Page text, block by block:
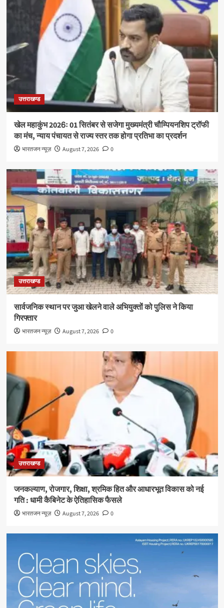
उत्तराखण्ड
खेल महाकुंभ 2026ः 01 सितंबर से सजेगा मुख्यमंत्री चौम्पियनशिप ट्रॉफी
का मंच, न्याय पंचायत से राज्य स्तर तक होगा प्रतिभा का प्रदर्शन
भारतजन न्यूज़ August 7, 2026 0
उत्तराखण्ड
सार्वजनिक स्थान पर जुआ खेलने वाले अभियुक्तों को पुलिस ने किया
गिरफ्तार
भारतजन न्यूज़ August 7, 2026 0
उत्तराखण्ड
जनकल्याण, रोजगार, शिक्षा, श्रमिक हित और आधारभूत विकास को नई
गति : धामी कैबिनेट के ऐतिहासिक फैसले
भारतजन न्यूज़ August 7, 2026 0